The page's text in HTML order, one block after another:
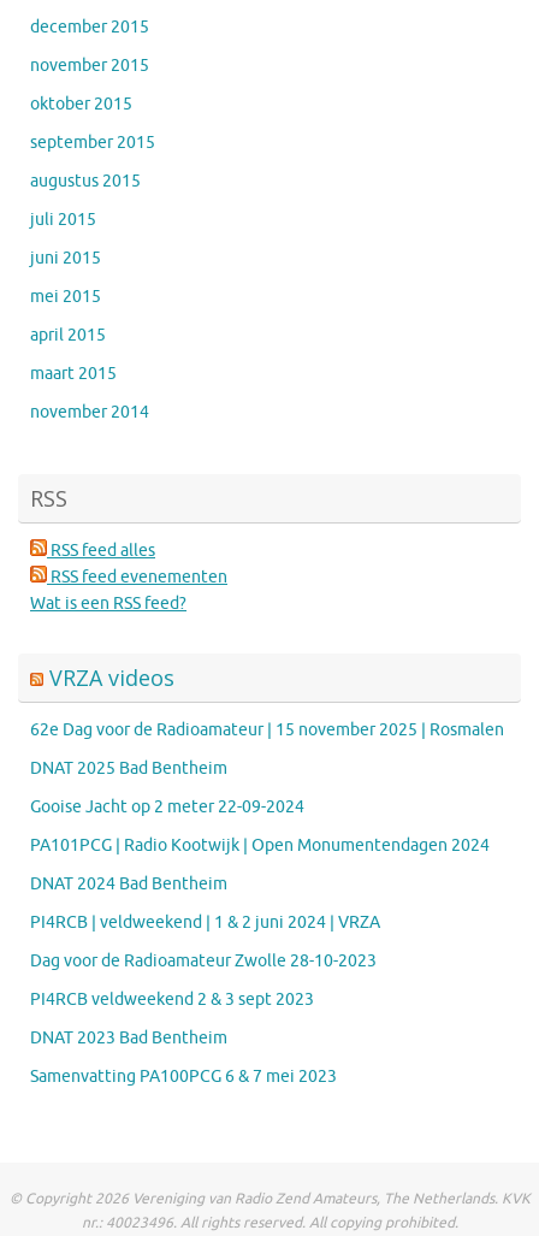
december 2015
november 2015
oktober 2015
september 2015
augustus 2015
juli 2015
juni 2015
mei 2015
april 2015
maart 2015
november 2014
RSS
RSS feed alles
RSS feed evenementen
Wat is een RSS feed?
VRZA videos
62e Dag voor de Radioamateur | 15 november 2025 | Rosmalen
DNAT 2025 Bad Bentheim
Gooise Jacht op 2 meter 22-09-2024
PA101PCG | Radio Kootwijk | Open Monumentendagen 2024
DNAT 2024 Bad Bentheim
PI4RCB | veldweekend | 1 & 2 juni 2024 | VRZA
Dag voor de Radioamateur Zwolle 28-10-2023
PI4RCB veldweekend 2 & 3 sept 2023
DNAT 2023 Bad Bentheim
Samenvatting PA100PCG 6 & 7 mei 2023
© Copyright 2026 Vereniging van Radio Zend Amateurs, The Netherlands. KVK
nr.: 40023496. All rights reserved. All copying prohibited.